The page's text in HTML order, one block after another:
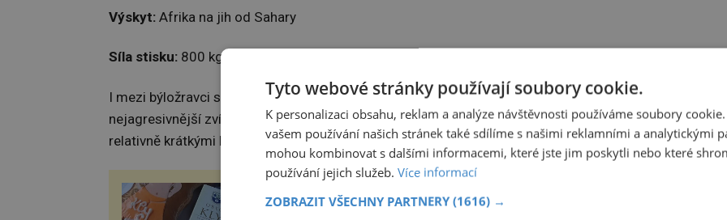
Výskyt: Afrika na jih od Sahary
Síla stisku: 800 kg/cm2
I mezi býložravci se najde velmi nebezpečný živočich. Jedná se o hrocha obojživelného, který patří mezi
nejagresivnější zvířata vůbec, jelikož je velmi teritoriální. Má válcovité tělo s objemným břichem a
relativně krátkými končetinami.
Tyto webové stránky používají soubory cookie.
K personalizaci obsahu, reklam a analýze návštěvnosti používáme soubory
vašem používání našich stránek také sdílíme s našimi reklamními a analytickými
mohou kombinovat s dalšími informacemi, které jste jim poskytli nebo které
používání jejich služeb. Více informací
ZOBRAZIT VŠECHNY PARTNERY (1616) →